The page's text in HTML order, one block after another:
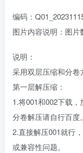
编码：
图片内容说明：图片
说明：
采用双层压缩和分
第一层解压缩：
1.将001和002下载
分卷解压请自行百度。
2.直接解压001就行
或兼容性问题。